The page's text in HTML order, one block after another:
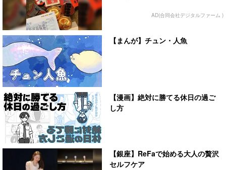
AD(合同会社デジタルファーム )
【まんが】チュン・人魚
【漫画】絶対に勝てる休日の過ご
し方
【銀座】ReFaで始める大人の贅沢
セルフケア